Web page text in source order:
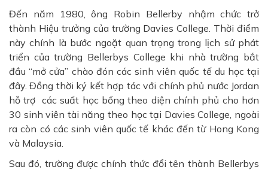
Đến năm 1980, ông Robin Bellerby nhậm chức trở
thành Hiệu trưởng của trường Davies College. Thời điểm
này chính là bước ngoặt quan trọng trong lịch sử phát
triển của trường Bellerbys College khi nhà trường bắt
đầu “mở cửa” chào đón các sinh viên quốc tế du học tại
đây. Đồng thời ký kết hợp tác với chính phủ nước Jordan
hỗ trợ các suất học bổng theo diện chính phủ cho hơn
30 sinh viên tài năng theo học tại Davies College, ngoài
ra còn có các sinh viên quốc tế khác đến từ Hong Kong
và Malaysia.
Sau đó, trường được chính thức đổi tên thành Bellerbys